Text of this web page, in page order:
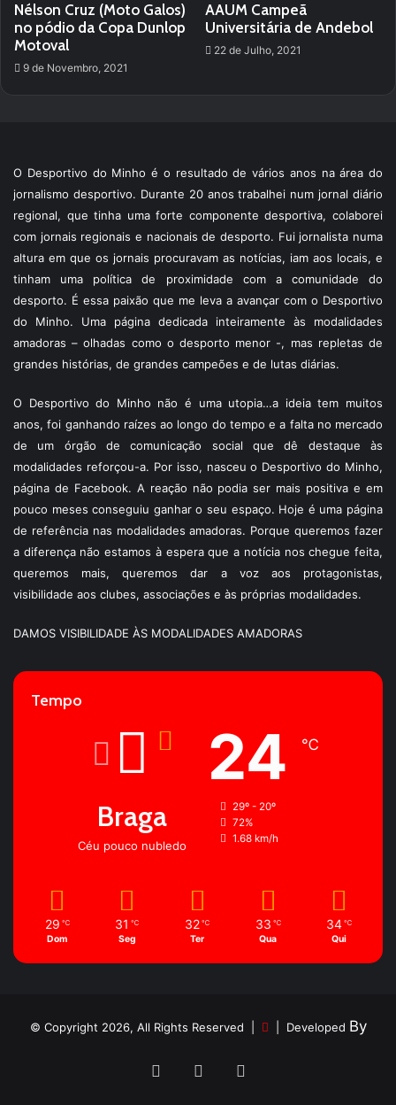
Nélson Cruz (Moto Galos)
no pódio da Copa Dunlop
Motoval
9 de Novembro, 2021
AAUM Campeã
Universitária de Andebol
22 de Julho, 2021
O Desportivo do Minho é o resultado de vários anos na área do
jornalismo desportivo. Durante 20 anos trabalhei num jornal diário
regional, que tinha uma forte componente desportiva, colaborei
com jornais regionais e nacionais de desporto. Fui jornalista numa
altura em que os jornais procuravam as notícias, iam aos locais, e
tinham uma política de proximidade com a comunidade do
desporto. É essa paixão que me leva a avançar com o Desportivo
do Minho. Uma página dedicada inteiramente às modalidades
amadoras – olhadas como o desporto menor -, mas repletas de
grandes histórias, de grandes campeões e de lutas diárias.
O Desportivo do Minho não é uma utopia…a ideia tem muitos
anos, foi ganhando raízes ao longo do tempo e a falta no mercado
de um órgão de comunicação social que dê destaque às
modalidades reforçou-a. Por isso, nasceu o Desportivo do Minho,
página de Facebook. A reação não podia ser mais positiva e em
pouco meses conseguiu ganhar o seu espaço. Hoje é uma página
de referência nas modalidades amadoras. Porque queremos fazer
a diferença não estamos à espera que a notícia nos chegue feita,
queremos mais, queremos dar a voz aos protagonistas,
visibilidade aos clubes, associações e às próprias modalidades.
DAMOS VISIBILIDADE ÀS MODALIDADES AMADORAS
Tempo
Braga
Céu pouco nubledo
24 ℃
29º - 20º
72%
1.68 km/h
29 ℃
Dom
31 ℃
Seg
32 ℃
Ter
33 ℃
Qua
34 ℃
Qui
© Copyright 2026, All Rights Reserved | | Developed By
FacebookYouTube